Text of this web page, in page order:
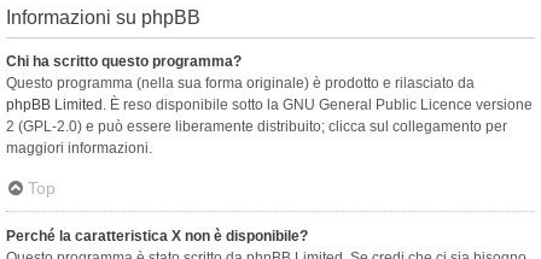
Informazioni su phpBB
Chi ha scritto questo programma?
Questo programma (nella sua forma originale) è prodotto e rilasciato da
phpBB Limited . È reso disponibile sotto la GNU General Public Licence versione
2 (GPL-2.0) e può essere liberamente distribuito; clicca sul collegamento per
maggiori informazioni.
Top
Perché la caratteristica X non è disponibile?